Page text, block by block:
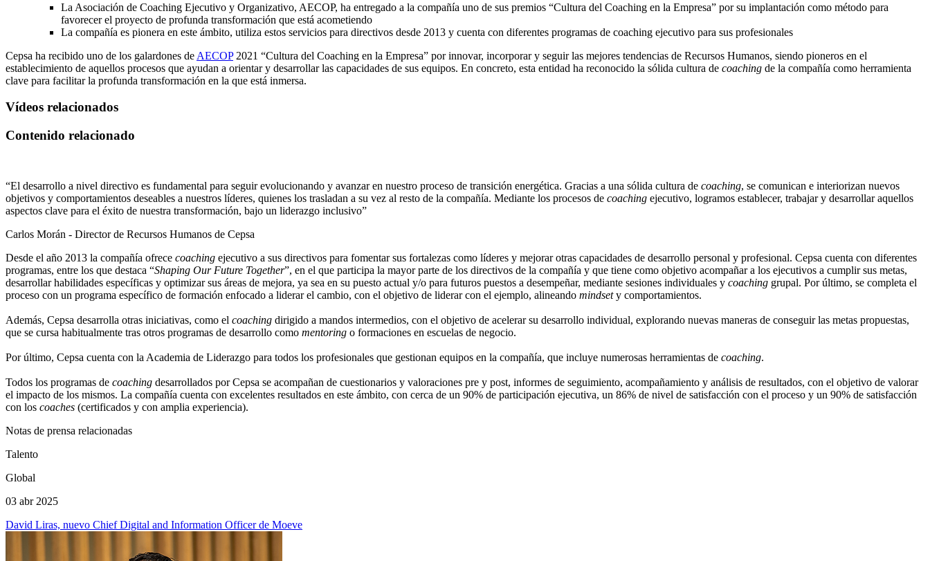
La Asociación de Coaching Ejecutivo y Organizativo, AECOP, ha entregado a la compañía uno de sus premios “Cultura del Coaching en la Empresa” por su implantación como método para
favorecer el proyecto de profunda transformación que está acometiendo
La compañía es pionera en este ámbito, utiliza estos servicios para directivos desde 2013 y cuenta con diferentes programas de coaching ejecutivo para sus profesionales
Cepsa ha recibido uno de los galardones de AECOP2021 “Cultura del Coaching en la Empresa” por innovar, incorporar y seguir las mejores tendencias de Recursos Humanos, siendo pioneros en el
establecimiento de aquellos procesos que ayudan a orientar y desarrollar las capacidades de sus equipos. En concreto, esta entidad ha reconocido la sólida cultura de coaching de la compañía como herramienta
clave para facilitar la profunda transformación en la que está inmersa.
Vídeos relacionados
Contenido relacionado
“El desarrollo a nivel directivo es fundamental para seguir evolucionando y avanzar en nuestro proceso de transición energética. Gracias a una sólida cultura de coaching, se comunican e interiorizan nuevos
objetivos y comportamientos deseables a nuestros líderes, quienes los trasladan a su vez al resto de la compañía. Mediante los procesos de coaching ejecutivo, logramos establecer, trabajar y desarrollar aquellos
aspectos clave para el éxito de nuestra transformación, bajo un liderazgo inclusivo”
Carlos Morán - Director de Recursos Humanos de Cepsa
Desde el año 2013 la compañía ofrece coaching ejecutivo a sus directivos para fomentar sus fortalezas como líderes y mejorar otras capacidades de desarrollo personal y profesional. Cepsa cuenta con diferentes
programas, entre los que destaca “Shaping Our Future Together”, en el que participa la mayor parte de los directivos de la compañía y que tiene como objetivo acompañar a los ejecutivos a cumplir sus metas,
desarrollar habilidades específicas y optimizar sus áreas de mejora, ya sea en su puesto actual y/o para futuros puestos a desempeñar, mediante sesiones individuales y coaching grupal. Por último, se completa el
proceso con un programa específico de formación enfocado a liderar el cambio, con el objetivo de liderar con el ejemplo, alineando mindsety comportamientos.
Además, Cepsa desarrolla otras iniciativas, como el coaching dirigido a mandos intermedios, con el objetivo de acelerar su desarrollo individual, explorando nuevas maneras de conseguir las metas propuestas,
que se cursa habitualmente tras otros programas de desarrollo como mentoring o formaciones en escuelas de negocio.
Por último, Cepsa cuenta con la Academia de Liderazgo para todos los profesionales que gestionan equipos en la compañía, que incluye numerosas herramientas de coaching.
Todos los programas de coaching desarrollados por Cepsa se acompañan de cuestionarios y valoraciones pre y post, informes de seguimiento, acompañamiento y análisis de resultados, con el objetivo de valorar
el impacto de los mismos. La compañía cuenta con excelentes resultados en este ámbito, con cerca de un 90% de participación ejecutiva, un 86% de nivel de satisfacción con el proceso y un 90% de satisfacción
con los coaches (certificados y con amplia experiencia).
Notas de prensa relacionadas
Talento
Global
03 abr 2025
David Liras, nuevo Chief Digital and Information Officer de Moeve